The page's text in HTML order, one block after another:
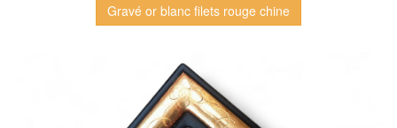
Gravé or blanc filets rouge chine